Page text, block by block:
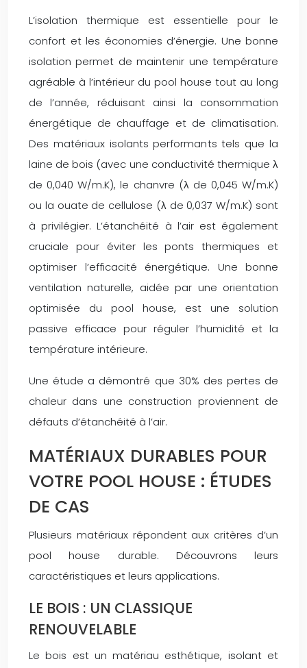
L’isolation thermique est essentielle pour le
confort et les économies d’énergie. Une bonne
isolation permet de maintenir une température
agréable à l’intérieur du pool house tout au long
de l’année, réduisant ainsi la consommation
énergétique de chauffage et de climatisation.
Des matériaux isolants performants tels que la
laine de bois (avec une conductivité thermique λ
de 0,040 W/m.K), le chanvre (λ de 0,045 W/m.K)
ou la ouate de cellulose (λ de 0,037 W/m.K) sont
à privilégier. L’étanchéité à l’air est également
cruciale pour éviter les ponts thermiques et
optimiser l’efficacité énergétique. Une bonne
ventilation naturelle, aidée par une orientation
optimisée du pool house, est une solution
passive efficace pour réguler l’humidité et la
température intérieure.
Une étude a démontré que 30% des pertes de
chaleur dans une construction proviennent de
défauts d’étanchéité à l’air.
MATÉRIAUX DURABLES POUR
VOTRE POOL HOUSE : ÉTUDES
DE CAS
Plusieurs matériaux répondent aux critères d’un
pool house durable. Découvrons leurs
caractéristiques et leurs applications.
LE BOIS : UN CLASSIQUE
RENOUVELABLE
Le bois est un matériau esthétique, isolant et